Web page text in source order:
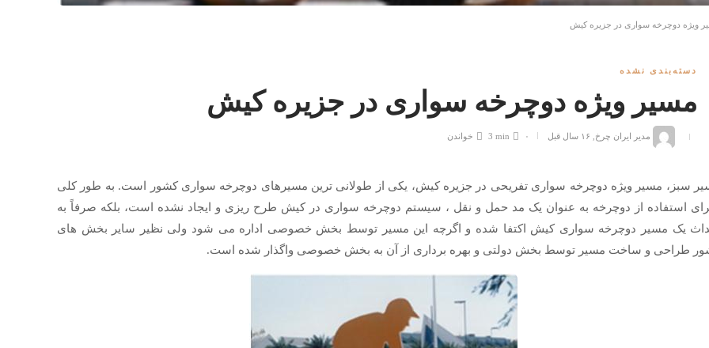
ویژه دوچرخه سواری در جزیره کیش
دسته‌بندی نشده
مسیر ویژه دوچرخه سواری در جزیره کیش
مدیر ایران چرخ ۱۶ سال قبل ۰ 3 min خواندن
سبز، مسیر ویژه دوچرخه سواری تفریحی در جزیره کیش، یكی از طولانی ترین مسیرهای دوچرخه سواری کشور است. به طور کلی
استفاده از دوچرخه به عنوان یک مد حمل و نقل ، سیستم دوچرخه سواری در کیش طرح ریزی و ایجاد نشده است، بلکه صرفاً به
یک مسیر دوچرخه سواری کیش اکتفا شده و اگرچه این مسیر توسط بخش خصوصی اداره می شود ولی نظیر سایر بخش های
طراحی و ساخت مسیر توسط بخش دولتی و بهره برداری از آن به بخش خصوصی واگذار شده است.